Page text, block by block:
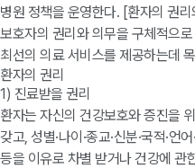
병원 정책을 운영한다. [환자의 권
보호자의 권리와 의무을 구체적으
최선의 의료 서비스를 제공하는데
환자의 권리
1) 진료받을 권리
환자는 자신의 건강보호와 증진을
갖고, 성별·나이·종교·신분·국적·
등을 이유로 차별 받거나 건강에 관